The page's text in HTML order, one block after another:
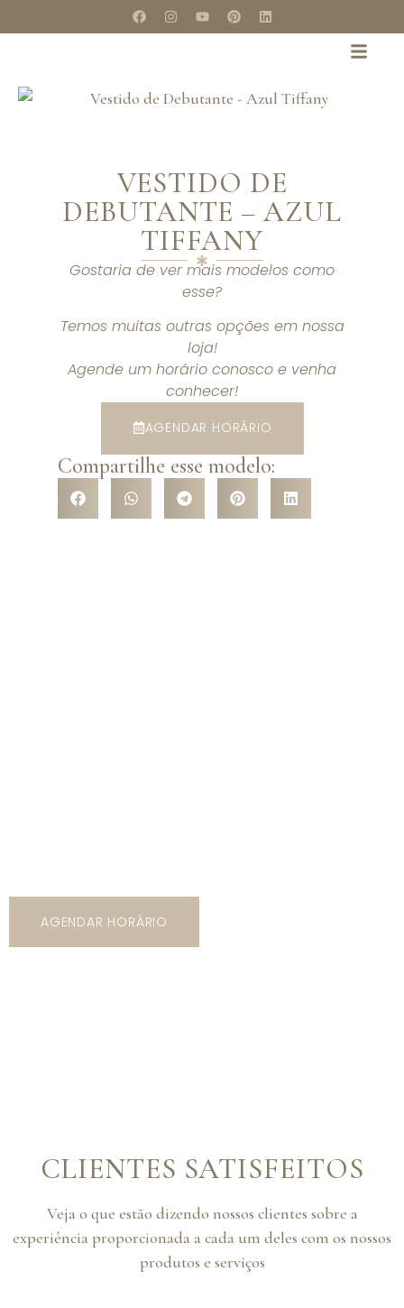
VESTIDO DE
DEBUTANTE – AZUL
TIFFANY
Gostaria de ver mais modelos como
esse?
Temos muitas outras opções em nossa
loja!
Agende um horário conosco e venha
conhecer!
AGENDAR HORÁRIO
Compartilhe esse modelo:
AGENDAR HORÁRIO
CLIENTES SATISFEITOS
Veja o que estão dizendo nossos clientes sobre a
experiência proporcionada a cada um deles com os nossos
produtos e serviços